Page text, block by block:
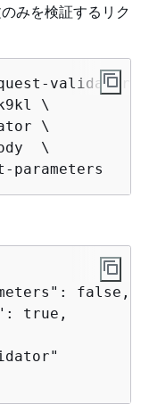
みを検証するリク
validator \
\
\
\
false,
true,